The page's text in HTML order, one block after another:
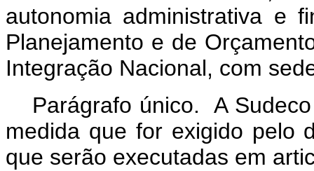
autonomia administrativa e
Planejamento e de
Integração Nacional, com
Parágrafo único. A
medida que for exigido pelo
que serão executadas em